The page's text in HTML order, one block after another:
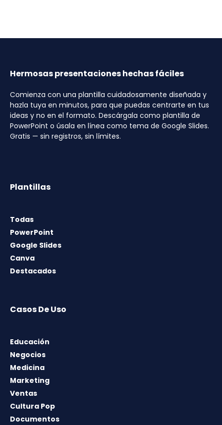
Hermosas presentaciones hechas fáciles
Comienza con una plantilla cuidadosamente diseñada y
hazla tuya en minutos, para que puedas centrarte en tus
ideas y no en el formato. Descárgala como plantilla de
PowerPoint o úsala en línea como tema de Google Slides.
Gratis — sin registros, sin límites.
Plantillas
Todas
PowerPoint
Google Slides
Canva
Destacados
Casos De Uso
Educación
Negocios
Medicina
Marketing
Ventas
Cultura Pop
Documentos